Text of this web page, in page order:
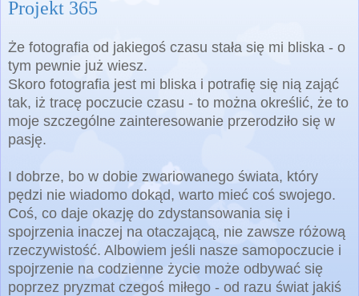
Projekt 365
Że fotografia od jakiegoś czasu stała się mi bliska - o
tym pewnie już wiesz.
Skoro fotografia jest mi bliska i potrafię się nią zająć
tak, iż tracę poczucie czasu - to można określić, że to
moje szczególne zainteresowanie przerodziło się w
pasję.
I dobrze, bo w dobie zwariowanego świata, który
pędzi nie wiadomo dokąd, warto mieć coś swojego.
Coś, co daje okazję do zdystansowania się i
spojrzenia inaczej na otaczającą, nie zawsze różową
rzeczywistość. Albowiem jeśli nasze samopoczucie i
spojrzenie na codzienne życie może odbywać się
poprzez pryzmat czegoś miłego - od razu świat jakiś